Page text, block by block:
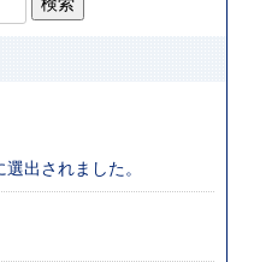
出されました。